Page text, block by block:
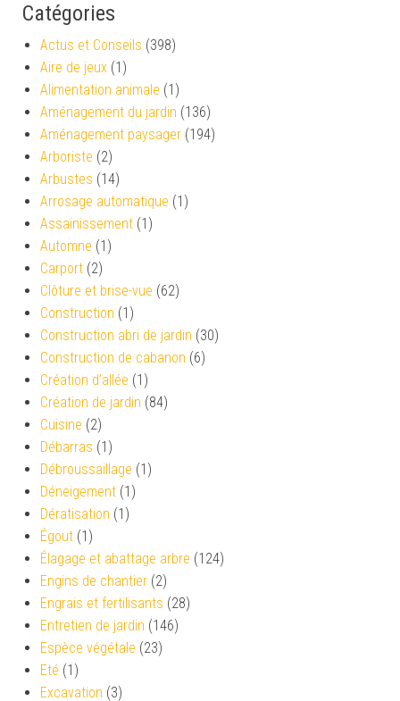
Catégories
Actus et Conseils (398)
Aire de jeux (1)
Alimentation animale (1)
Aménagement du jardin (136)
Aménagement paysager (194)
Arboriste (2)
Arbustes (14)
Arrosage automatique (1)
Assainissement (1)
Automne (1)
Carport (2)
Clôture et brise-vue (62)
Construction (1)
Construction abri de jardin (30)
Construction de cabanon (6)
Création d’allée (1)
Création de jardin (84)
Cuisine (2)
Débarras (1)
Débroussaillage (1)
Déneigement (1)
Dératisation (1)
Égout (1)
Élagage et abattage arbre (124)
Engins de chantier (2)
Engrais et fertilisants (28)
Entretien de jardin (146)
Espèce végétale (23)
Eté (1)
Excavation (3)